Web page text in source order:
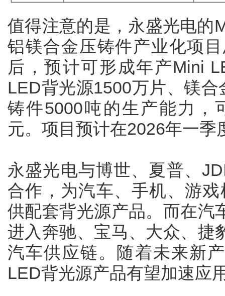
值得注意的是，永盛光电的
铝镁合金压铸件产业化项
后，预计可形成年产Mini
LED背光源1500万片、镁
铸件5000吨的生产能力，
元。项目预计在2026年一季
永盛光电与博世、夏普、
合作，为汽车、手机、游
供配套背光源产品。而在汽
进入奔驰、宝马、大众、捷
汽车供应链。随着未来新
LED背光源产品有望加速应